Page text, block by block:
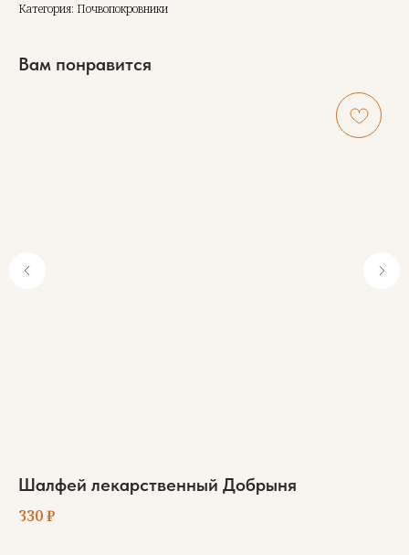
Категория: Почвопокровники
Вам понравится
Шалфей лекарственный Добрыня
330₽